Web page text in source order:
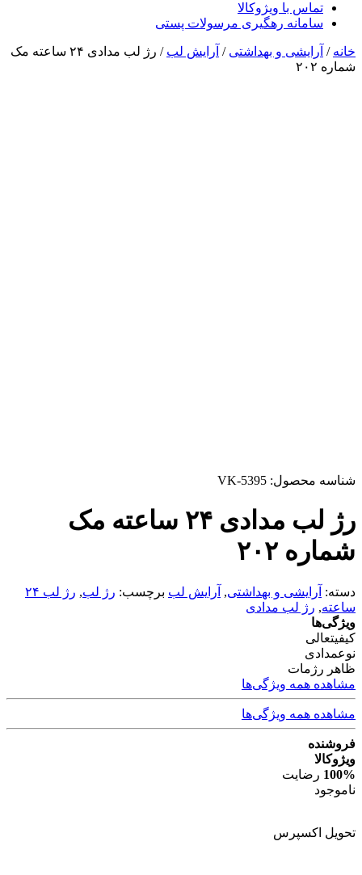
تماس با ویژوکالا
سامانه رهگیری مرسولات پستی
خانه / آرایشی و بهداشتی / آرایش لب
/ رژ لب مدادی ۲۴ ساعته مک
شماره ۲۰۲
شناسه محصول: VK-5395
رژ لب مدادی ۲۴ ساعته مک
شماره ۲۰۲
دسته: آرایشی و بهداشتی, آرایش لب برچسب: رژ لب,
رژ لب ۲۴
ساعته, رژ لب مدادی
ویژگی‌ها
کیفیتعالی
نوعمدادی
ظاهر رژ مات
مشاهده همه ویژگی‌ها
مشاهده همه ویژگی‌ها
فروشنده
ویژوکالا
100% رضایت
ناموجود
تحویل اکسپرس